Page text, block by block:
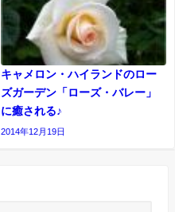
キャメロン・ハイランドのロー
ズガーデン「ローズ・バレー」
に癒される♪
2014年12月19日